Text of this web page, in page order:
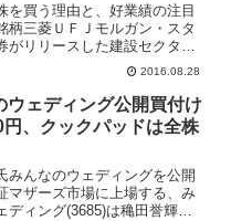
を買う理由と、好業績の注目
柄三菱ＵＦＪモルガン・スタ
がリリースした建設セクター
では、「ゼネコン株を買える
て、短期的には建設物価安定
社想定を上回るマージン改善
ること、中期的...
2016.08.28
ウェディング公開買付け
円、クックパッドは全株
みんなのウェディングを公開
マザーズ市場に上場する、み
ディング(3685)は穐田誉輝氏